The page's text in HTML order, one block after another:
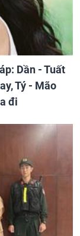
Dần - Tuất
Tý - Mão
đi